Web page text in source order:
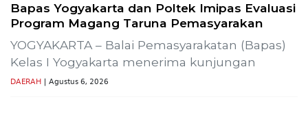
Bapas Yogyakarta dan Poltek Imipas Evaluasi
Program Magang Taruna Pemasyarakan
YOGYAKARTA – Balai Pemasyarakatan (Bapas)
Kelas I Yogyakarta menerima kunjungan
DAERAH | Agustus 6, 2026